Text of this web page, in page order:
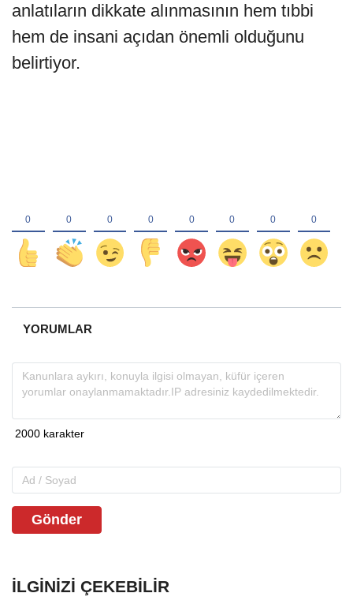
anlatıların dikkate alınmasının hem tıbbi
hem de insani açıdan önemli olduğunu
belirtiyor.
YORUMLAR
Gönder
İLGINIZI ÇEKEBILIR